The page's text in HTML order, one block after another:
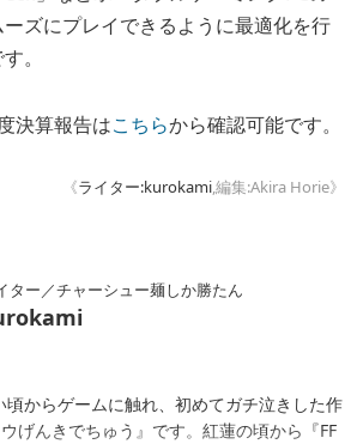
ズにプレイできるように最適化を行
。
決算報告はこちらから確認可能です。
《ライター:kurokami,編集:Akira Horie》
ター／チャーシュー麺しか勝たん
からゲームに触れ、初めてガチ泣きした作
げんきでちゅう』です。紅蓮の頃から『FF